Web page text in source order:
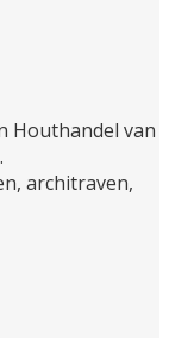
Houthandel van
architraven,